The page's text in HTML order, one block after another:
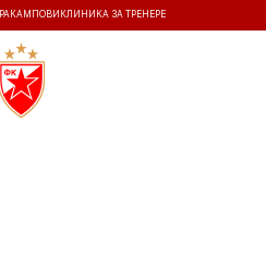
КАМПОВИ КЛИНИКА ЗА ТРЕНЕРЕ